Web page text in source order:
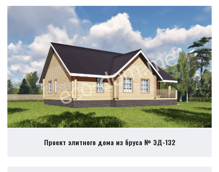
Проект элитного дома из бруса № ЭД-132